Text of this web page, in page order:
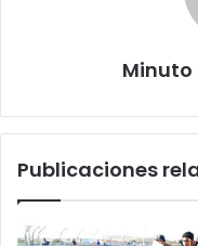
Minuto
Publicaciones